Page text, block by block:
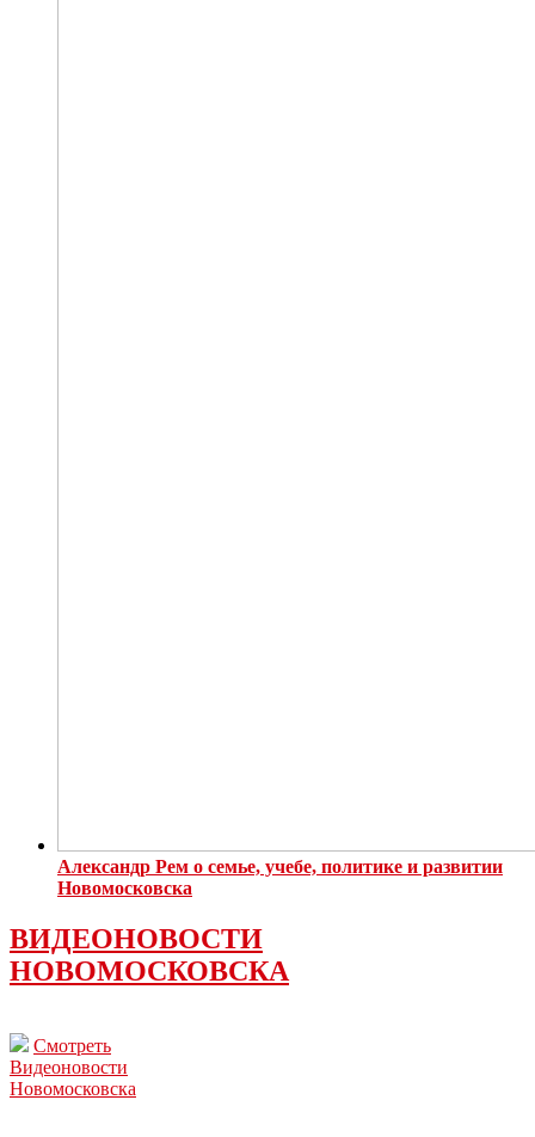
Александр Рем о семье, учебе, политике и развитии
Новомосковска
ВИДЕОНОВОСТИ
НОВОМОСКОВСКА
Смотреть
Видеоновости
Новомосковска